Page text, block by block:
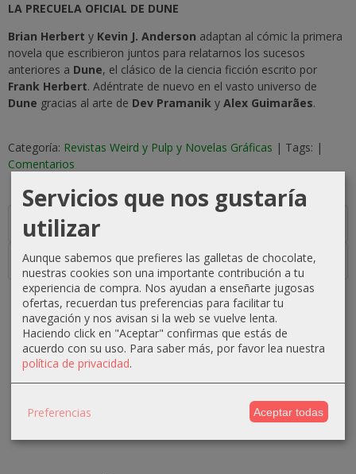
MARCAS
LA PRECUELA OFICIAL DE DUNE
Brian Herbert y Kevin J. Anderson adaptan al cómic la primera
novela que escribieron juntos para relatarnos los sucesos
anteriores a Dune, el clásico de la ciencia ficción escrito por
Frank Herbert. Adéntrate de nuevo en el vasto universo de
Dune gracias al arte de Dev Pramanik y Alex Guimarães.
Categoría: Revistas Weird y Pulp y Novelas Gráficas | Tags: |
Comentarios
Descripción
Costes de Envío
Servicios que nos gustaría
utilizar
Aunque sabemos que prefieres las galletas de chocolate,
nuestras cookies son una importante contribución a tu
experiencia de compra. Nos ayudan a enseñarte jugosas
ofertas, recuerdan tus preferencias para facilitar tu
navegación y nos avisan si la web se vuelve lenta.
Haciendo click en "Aceptar" confirmas que estás de
acuerdo con su uso. Para saber más, por favor lea nuestra
política de privacidad.
Preferencias Aceptar todas